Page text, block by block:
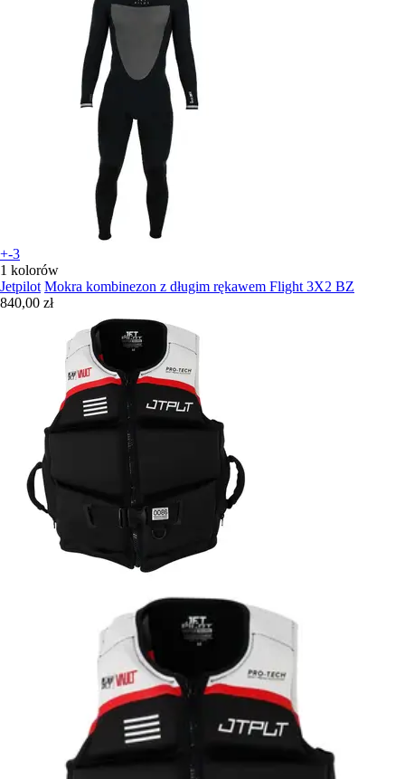
+-3
1 kolorów
Jetpilot Mokra kombinezon z długim rękawem Flight 3X2 BZ
840,00 zł